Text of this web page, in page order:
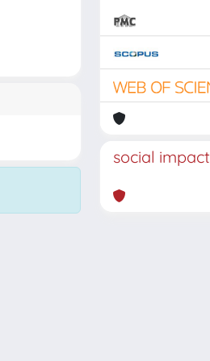
social impact